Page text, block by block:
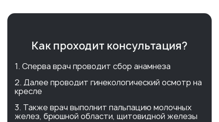
Как проходит консультация?
1. Сперва врач проводит сбор анамнеза
2. Далее проводит гинекологический осмотр на
кресле
3. Также врач выполнит пальпацию молочных
желез, брюшной области, щитовидной железы